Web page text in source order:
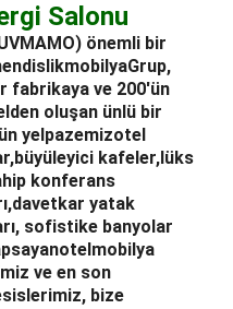
Salonu
önemli bir
mobilyaGrup,
fabrikaya ve 200'ün
oluşan ünlü bir
yelpazemizotel
büyüleyici kafeler, lüks
konferans
davetkar yatak
sofistike banyolar
otel mobilya
ve en son
bize